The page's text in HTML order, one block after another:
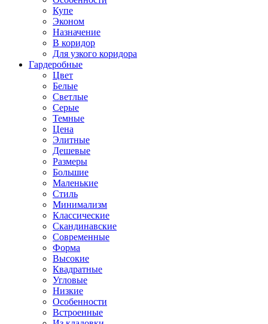
Купе
Эконом
Назначение
В коридор
Для узкого коридора
Гардеробные
Цвет
Белые
Светлые
Серые
Темные
Цена
Элитные
Дешевые
Размеры
Большие
Маленькие
Стиль
Минимализм
Классические
Скандинавские
Современные
Форма
Высокие
Квадратные
Угловые
Низкие
Особенности
Встроенные